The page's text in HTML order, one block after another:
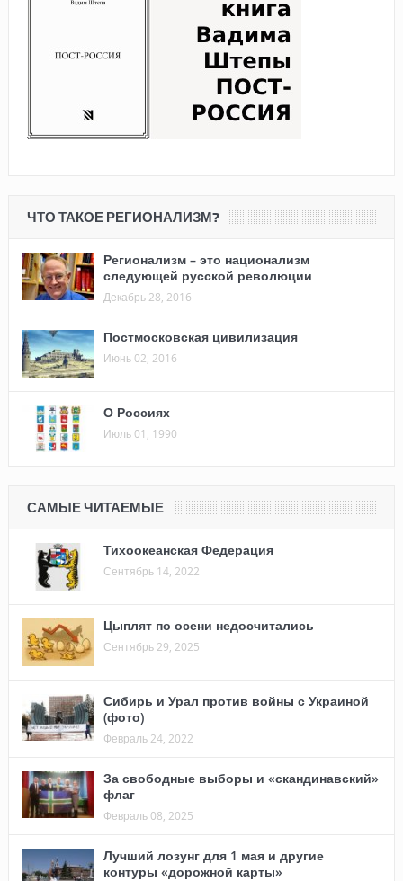
ЧТО ТАКОЕ РЕГИОНАЛИЗМ?
Регионализм – это национализм
следующей русской революции
Декабрь 28, 2016
Постмосковская цивилизация
Июнь 02, 2016
О Россиях
Июль 01, 1990
САМЫЕ ЧИТАЕМЫЕ
Тихоокеанская Федерация
Сентябрь 14, 2022
Цыплят по осени недосчитались
Сентябрь 29, 2025
Сибирь и Урал против войны с Украиной
(фото)
Февраль 24, 2022
За свободные выборы и «скандинавский»
флаг
Февраль 08, 2025
Лучший лозунг для 1 мая и другие
контуры «дорожной карты»